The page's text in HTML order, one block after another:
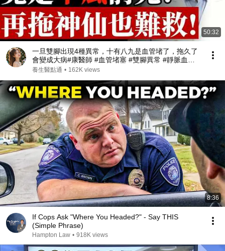
50:32
一旦雙腳出現4種異常，十有八九是血管堵了，拖久了
會變成大病#康醫師 #血管堵塞 #雙腳異常 #靜脈血栓 #
肺栓塞 #銀髮族養生 #猝死預防 #血液循環 #健康誤區
養生醫點通 • 162K views
8:36
If Cops Ask "Where You Headed?" - Say THIS
(Simple Phrase)
Hampton Law • 918K views